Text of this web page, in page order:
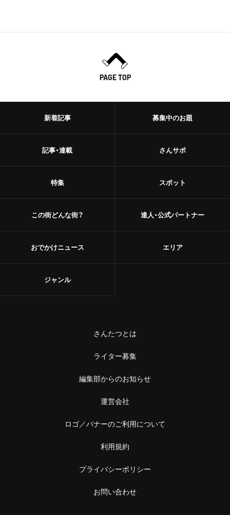
PAGE TOP
新着記事
記事・連載
特集
この街どんな街？
おでかけニュース
募集中のお題
さんサポ
スポット
達人・公式パートナー
エリア
ジャンル
さんたつとは
ライター募集
編集部からのお知らせ
運営会社
ロゴ／バナーのご利用について
利用規約
プライバシーポリシー
お問い合わせ